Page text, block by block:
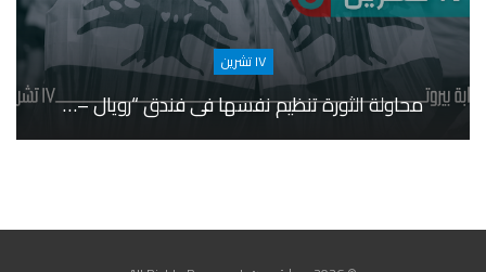
١٧ تشرين
محاولة الثورة تنظيم نفسها في فندق “رويال –…